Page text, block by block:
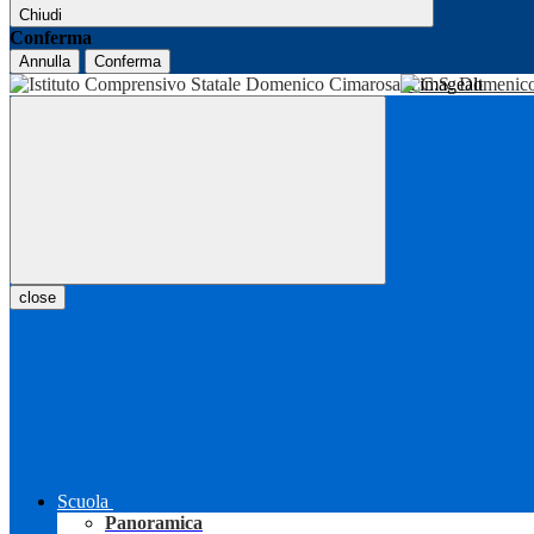
Chiudi
Conferma
Annulla Conferma
I.C.S.
close
Scuola
Panoramica